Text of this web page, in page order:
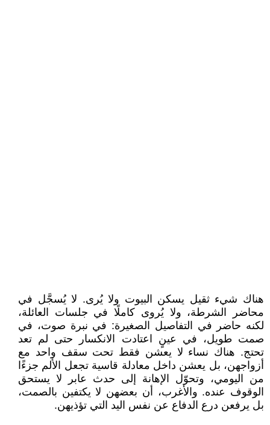
هناك شيء ثقيل يسكن البيوت ولا يُرى. لا يُسجَّل في
محاضر الشرطة، ولا يُروى كاملًا في جلسات العائلة،
لكنه حاضر في التفاصيل الصغيرة: في نبرة صوت، في
صمت طويل، في عينٍ اعتادت الانكسار حتى لم تعد
تحتج. هناك نساء لا يعشن فقط تحت سقف واحد مع
أزواجهن، بل يعشن داخل معادلة قاسية تجعل الألم جزءًا
من اليومي، وتحوّل الإهانة إلى حدث عابر لا يستحق
الوقوف عنده. والأغرب، أن بعضهن لا يكتفين بالصمت،
بل يرفعن درع الدفاع عن نفس اليد التي تؤذيهن.